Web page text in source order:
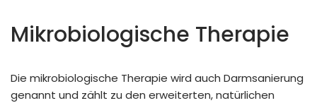
Mikrobiologische Therapie
Die mikrobiologische Therapie wird auch Darmsanierung
genannt und zählt zu den erweiterten, natürlichen